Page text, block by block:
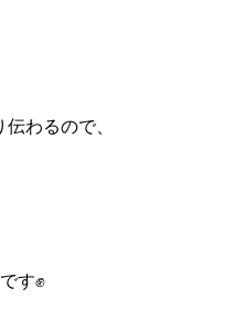
わるので、
す✊